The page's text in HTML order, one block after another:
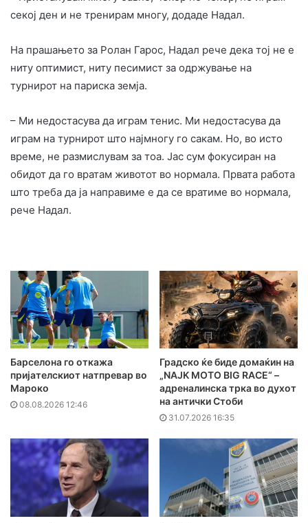
секој ден и не тренирам многу, додаде Надал.
На прашањето за Ролан Гарос, Надал рече дека тој не е
ниту оптимист, ниту песимист за одржување на
турнирот на париска земја.
– Ми недостасува да играм тенис. Ми недостасува да
играм на турнирот што најмногу го сакам. Но, во исто
време, не размислувам за тоа. Јас сум фокусиран на
обидот да го вратам животот во нормала. Првата работа
што треба да ја направиме е да се вратиме во нормала,
рече Надал.
Барселона го откажа
пријателскиот натпревар во
Мароко
08.08.2026 12:46
Градско ќе биде домаќин на
„NAJK MOTO BIG RACE“ –
адреналинска трка во духот
на антички Стоби
31.07.2026 16:35